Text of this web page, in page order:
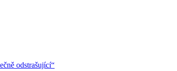
odstrašující“